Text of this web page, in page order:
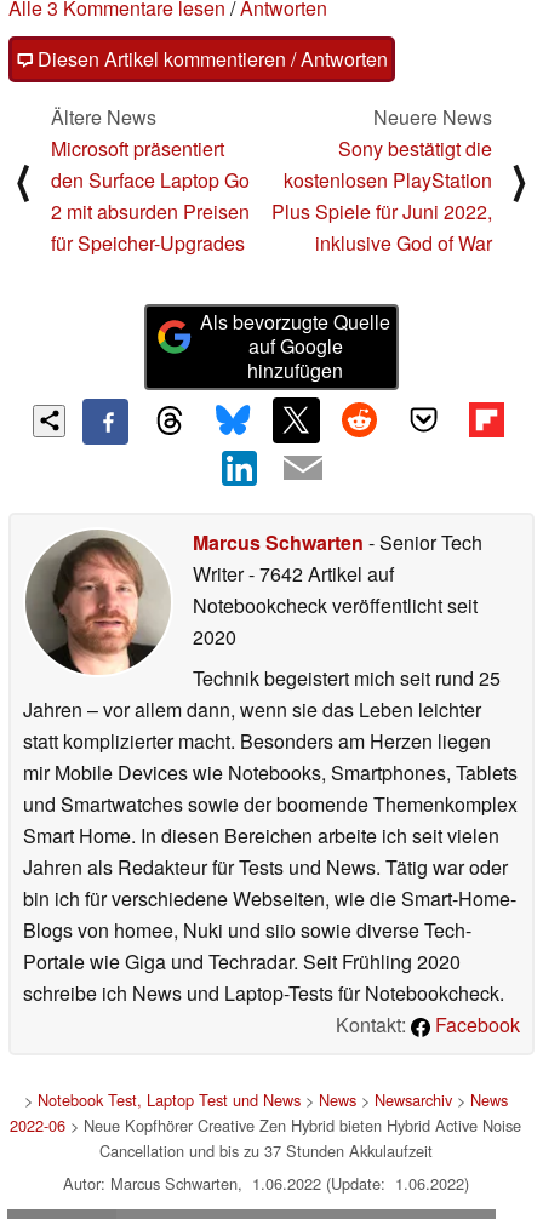
Alle 3 Kommentare lesen /Antworten
Diesen Artikel kommentieren / Antworten
⟨
Ältere News
Microsoft präsentiert
den Surface Laptop Go
2 mit absurden Preisen
für Speicher-Upgrades
Neuere News
Sony bestätigt die
kostenlosen PlayStation
Plus Spiele für Juni 2022,
inklusive God of War
⟩
Als bevorzugte Quelle
auf Google
hinzufügen
Marcus Schwarten - Senior Tech
Writer- 7642 Artikel auf
Notebookcheck veröffentlichtseit
2020
Technik begeistert mich seit rund 25
Jahren – vor allem dann, wenn sie das Leben leichter
statt komplizierter macht. Besonders am Herzen liegen
mir Mobile Devices wie Notebooks, Smartphones, Tablets
und Smartwatches sowie der boomende Themenkomplex
Smart Home. In diesen Bereichen arbeite ich seit vielen
Jahren als Redakteur für Tests und News. Tätig war oder
bin ich für verschiedene Webseiten, wie die Smart-Home-
Blogs von homee, Nuki und siio sowie diverse Tech-
Portale wie Giga und Techradar. Seit Frühling 2020
schreibe ich News und Laptop-Tests für Notebookcheck.
Kontakt:
Facebook
> Notebook Test, Laptop Test und News> News> Newsarchiv> News
2022-06 > Neue Kopfhörer Creative Zen Hybrid bieten Hybrid Active Noise
Cancellation und bis zu 37 Stunden Akkulaufzeit
Autor: Marcus Schwarten, 1.06.2022 (Update: 1.06.2022)